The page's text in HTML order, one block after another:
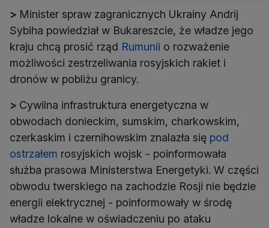
> Minister spraw zagranicznych Ukrainy Andrij
Sybiha powiedział w Bukareszcie, że władze jego
kraju chcą prosić rząd Rumunii o rozważenie
możliwości zestrzeliwania rosyjskich rakiet i
dronów w pobliżu granicy.
> Cywilna infrastruktura energetyczna w
obwodach donieckim, sumskim, charkowskim,
czerkaskim i czernihowskim znalazła się pod
ostrzałem rosyjskich wojsk - poinformowała
służba prasowa Ministerstwa Energetyki. W części
obwodu twerskiego na zachodzie Rosji nie będzie
energii elektrycznej - poinformowały w środę
władze lokalne w oświadczeniu po ataku